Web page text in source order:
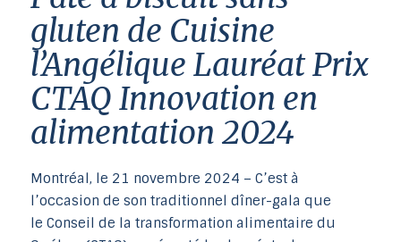
gluten de Cuisine
l’Angélique Lauréat Prix
CTAQ Innovation en
alimentation 2024
Montréal, le 21 novembre 2024 – C’est à
l’occasion de son traditionnel dîner-gala que
le Conseil de la transformation alimentaire du